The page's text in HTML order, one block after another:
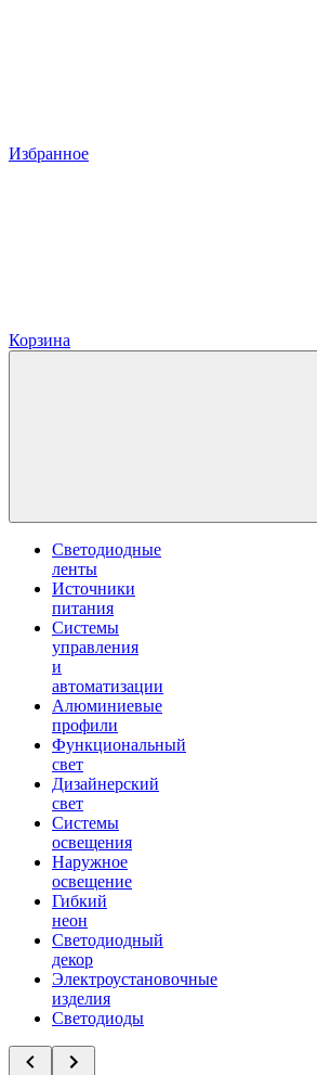
Избранное
Корзина
Светодиодные
ленты
Источники
питания
Системы
управления
и
автоматизации
Алюминиевые
профили
Функциональный
свет
Дизайнерский
свет
Системы
освещения
Наружное
освещение
Гибкий
неон
Светодиодный
декор
Электроустановочные
изделия
Светодиоды